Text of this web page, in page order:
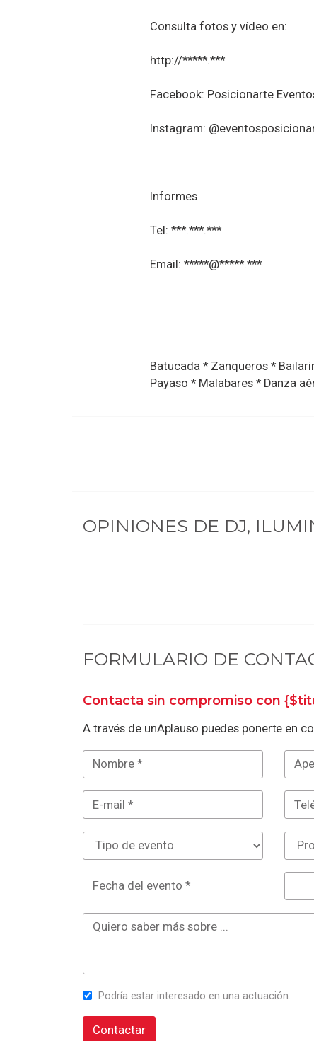
Consulta fotos y vídeo en:
http://*****.***
Facebook: Posicionarte
Instagram:
Informes
Tel: ***.***.***
Email: *****@*****.***
Batucada * Zanqueros *
Payaso * Malabares * Danza
OPINIONES DE DJ,
FORMULARIO DE
Contacta sin compromiso con
A través de unAplauso puedes ponerte en
Fecha del evento *
Podría estar interesado en una actuación.
Contactar